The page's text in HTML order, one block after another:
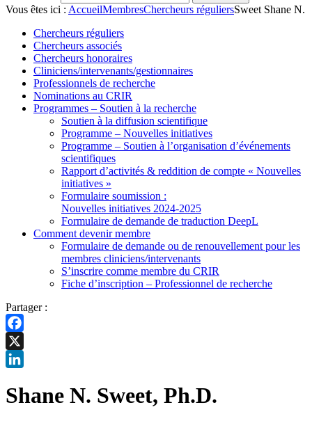
Vous êtes ici : AccueilMembresChercheurs réguliersSweet Shane N.
Chercheurs réguliers
Chercheurs associés
Chercheurs honoraires
Cliniciens/intervenants/gestionnaires
Professionnels de recherche
Nominations au CRIR
Programmes – Soutien à la recherche
Soutien à la diffusion scientifique
Programme – Nouvelles initiatives
Programme – Soutien à l’organisation d’événements
scientifiques
Rapport d’activités & reddition de compte « Nouvelles
initiatives »
Formulaire soumission :
Nouvelles initiatives 2024-2025
Formulaire de demande de traduction DeepL
Comment devenir membre
Formulaire de demande ou de renouvellement pour les
membres cliniciens/intervenants
S’inscrire comme membre du CRIR
Fiche d’inscription – Professionnel de recherche
Partager :
Facebook
X
Shane N. Sweet, Ph.D.